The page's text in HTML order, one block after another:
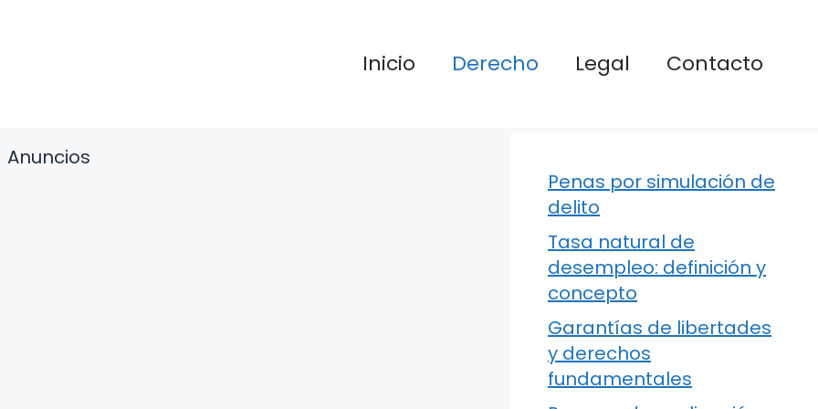
Inicio Derecho Legal Contacto
Anuncios
Penas por simulación de
delito
Tasa natural de
desempleo: definición y
concepto
Garantías de libertades
y derechos
fundamentales